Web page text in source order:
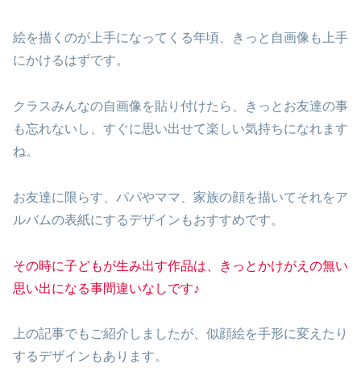
絵を描くのが上手になってくる年頃、きっと自画像も上手
にかけるはずです。
クラスみんなの自画像を貼り付けたら、きっとお友達の事
も忘れないし、すぐに思い出せて楽しい気持ちになれます
ね。
お友達に限らす、パパやママ、家族の顔を描いてそれをア
ルバムの表紙にするデザインもおすすめです。
その時に子どもが生み出す作品は、きっとかけがえの無い
思い出になる事間違いなしです♪
上の記事でもご紹介しましたが、似顔絵を手形に変えたり
するデザインもあります。